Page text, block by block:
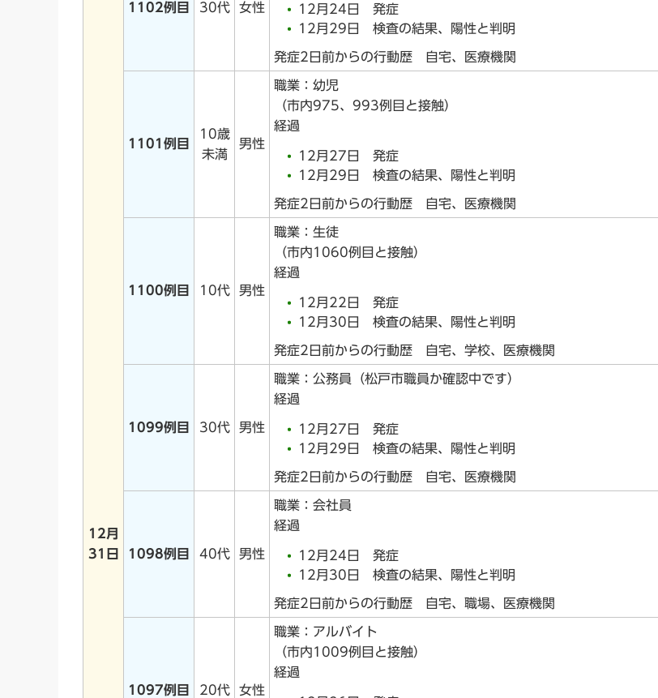
12月
31日
1102例目 30代 女性
12月24日 発症
12月29日 検査の結果、陽性と判明
発症2日前からの行動歴 自宅、医療機関
1101例目
10歳
未満
男性
職業：幼児
（市内975、993例目と接触）
経過
12月27日 発症
12月29日 検査の結果、陽性と判明
発症2日前からの行動歴 自宅、医療機関
1100例目 10代 男性
職業：生徒
（市内1060例目と接触）
経過
12月22日 発症
12月30日 検査の結果、陽性と判明
発症2日前からの行動歴 自宅、学校、医療機関
1099例目 30代 男性
職業：公務員（松戸市職員か確認中です）
経過
12月27日 発症
12月29日 検査の結果、陽性と判明
発症2日前からの行動歴 自宅、医療機関
1098例目 40代 男性
職業：会社員
経過
12月24日 発症
12月30日 検査の結果、陽性と判明
発症2日前からの行動歴 自宅、職場、医療機関
1097例目 20代 女性
職業：アルバイト
（市内1009例目と接触）
経過